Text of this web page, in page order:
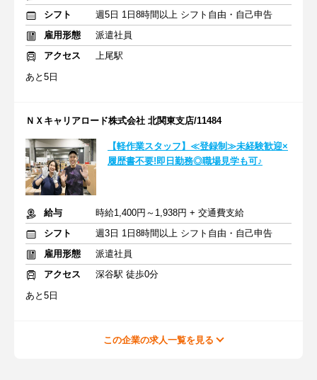
シフト
週5日 1日8時間以上 シフト自由・自己申告
雇用形態
派遣社員
アクセス
上尾駅
あと5日
ＮＸキャリアロード株式会社 北関東支店/11484
【軽作業スタッフ】≪登録制≫未経験歓迎×
履歴書不要!即日勤務◎職場見学も可♪
給与
時給1,400円～1,938円 + 交通費支給
シフト
週3日 1日8時間以上 シフト自由・自己申告
雇用形態
派遣社員
アクセス
深谷駅 徒歩0分
あと5日
この企業の求人一覧を見る